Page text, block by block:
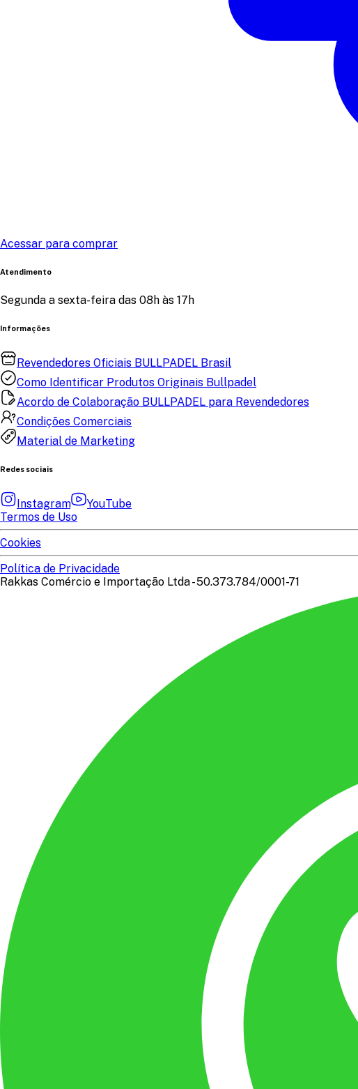
Acessar para comprar
Atendimento
Segunda a sexta-feira das 08h às 17h
Informações
Revendedores Oficiais BULLPADEL Brasil
Como Identificar Produtos Originais Bullpadel
Acordo de Colaboração BULLPADEL para Revendedores
Condições Comerciais
Material de Marketing
Redes sociais
Instagram
YouTube
Termos de Uso
Cookies
Política de Privacidade
Rakkas Comércio e Importação Ltda - 50.373.784/0001-71